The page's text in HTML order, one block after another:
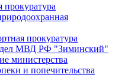
прокуратура
МВД РФ "Зиминский"
министерства
и попечительства